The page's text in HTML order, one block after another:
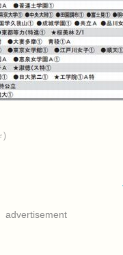
advertisement